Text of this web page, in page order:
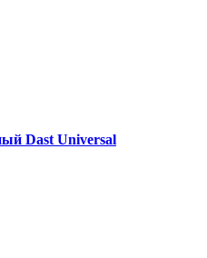
Dast Universal